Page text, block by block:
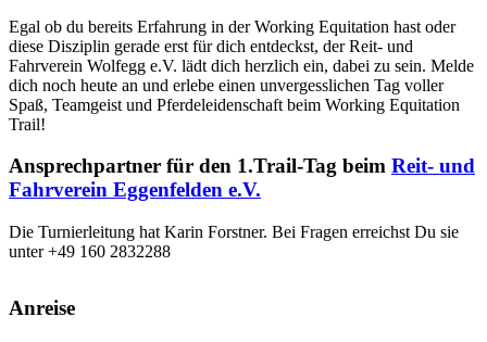
Egal ob du bereits Erfahrung in der Working Equitation hast oder
diese Disziplin gerade erst für dich entdeckst, der Reit- und
Fahrverein Wolfegg e.V. lädt dich herzlich ein, dabei zu sein. Melde
dich noch heute an und erlebe einen unvergesslichen Tag voller
Spaß, Teamgeist und Pferdeleidenschaft beim Working Equitation
Trail!
Ansprechpartner für den 1.Trail-Tag beim Reit- und
Fahrverein Eggenfelden e.V.
Die Turnierleitung hat Karin Forstner. Bei Fragen erreichst Du sie
unter +49 160 2832288
Anreise